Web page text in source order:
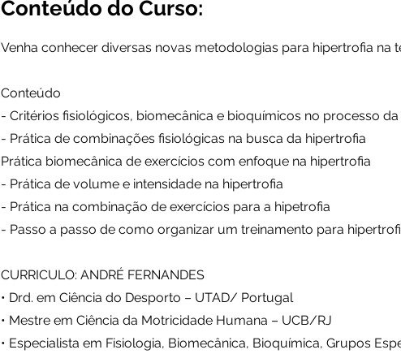
Conteúdo do Curso:
Venha conhecer diversas novas metodologias para hipertrofia na
Conteúdo
- Critérios fisiológicos, biomecânica e bioquímicos no processo
- Prática de combinações fisiológicas na busca da hipertrofia
Prática biomecânica de exercícios com enfoque na hipertrofia
- Prática de volume e intensidade na hipertrofia
- Prática na combinação de exercícios para a hipetrofia
- Passo a passo de como organizar um treinamento para
CURRICULO: ANDRÉ FERNANDES
• Drd. em Ciência do Desporto – UTAD/ Portugal
• Mestre em Ciência da Motricidade Humana – UCB/RJ
• Especialista em Fisiologia, Biomecânica, Bioquímica, Grupos